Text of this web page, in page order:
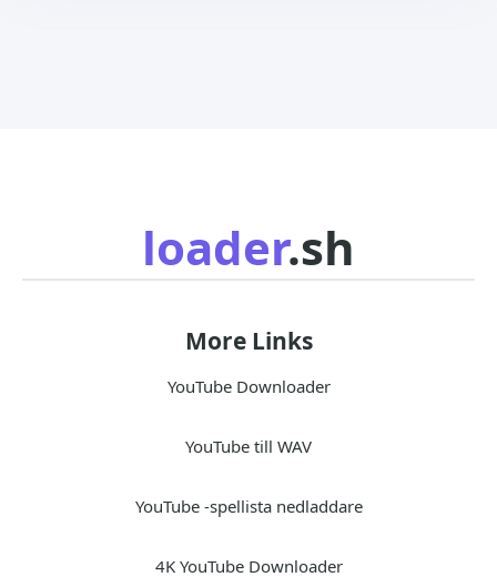
loader.sh
More Links
YouTube Downloader
YouTube till WAV
YouTube -spellista nedladdare
4K YouTube Downloader